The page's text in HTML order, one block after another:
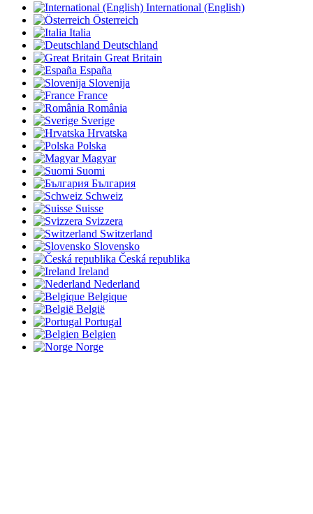
International (English)
Österreich
Italia
Deutschland
Great Britain
España
Slovenija
France
România
Sverige
Hrvatska
Polska
Magyar
Suomi
България
Schweiz
Suisse
Svizzera
Switzerland
Slovensko
Česká republika
Ireland
Nederland
Belgique
België
Portugal
Belgien
Norge